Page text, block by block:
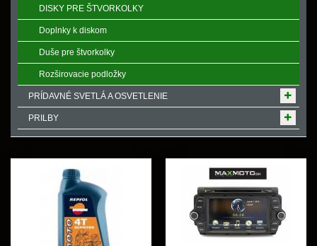
DISKY PRE ŠTVORKOLKY
Doplnky k diskom
Duše pre štvorkolky
Rozširovacie podložky
PRÍDAVNÉ SVETLÁ A OSVETLENIE
PRILBY